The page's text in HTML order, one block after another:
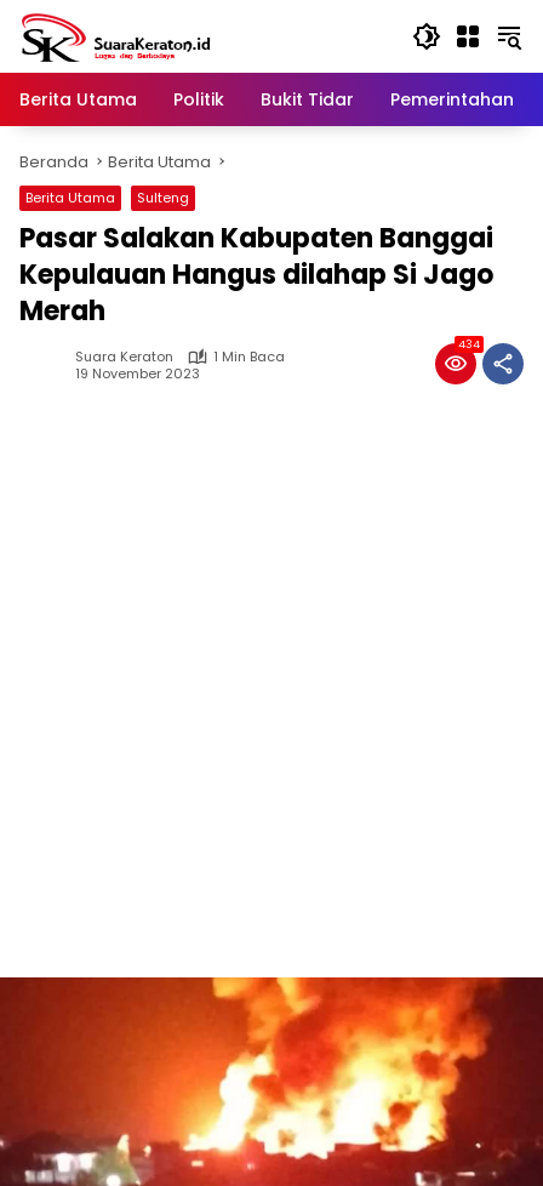
Langsung
konten
Berita Utama
Politik Bukit Tidar Pemerintahan
Beranda Berita Utama
Berita Utama Sulteng
Pasar Salakan Kabupaten Banggai
Kepulauan Hangus dilahap Si Jago
Merah
Suara Keraton
1 Min Baca
19 November 2023
434